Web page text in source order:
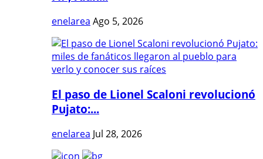
enelarea Ago 5, 2026
El paso de Lionel Scaloni revolucionó
Pujato:...
enelarea Jul 28, 2026